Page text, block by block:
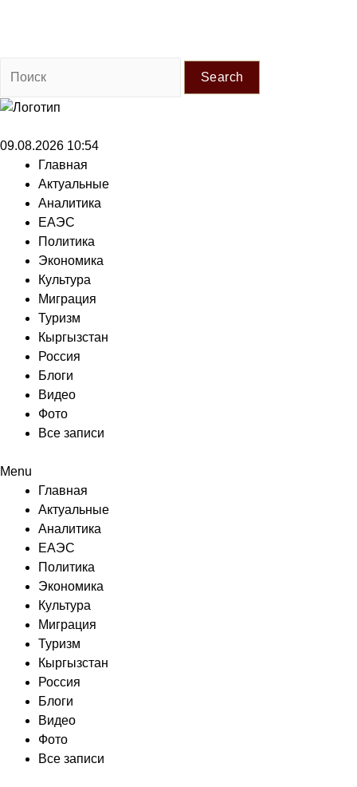
Search
09.08.2026 10:54
Главная
Актуальные
Аналитика
ЕАЭС
Политика
Экономика
Культура
Миграция
Туризм
Кыргызстан
Россия
Блоги
Видео
Фото
Все записи
Menu
Главная
Актуальные
Аналитика
ЕАЭС
Политика
Экономика
Культура
Миграция
Туризм
Кыргызстан
Россия
Блоги
Видео
Фото
Все записи